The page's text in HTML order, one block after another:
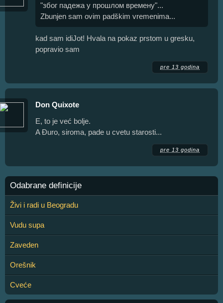
"због падежа у прошлом времену"...
Zbunjen sam ovim padškim vremenima...
kad sam idiJot! Hvala na pokaz prstom u gresku,
popravio sam
pre 13 godina
Don Quixote
E, to je već bolje.
A Đuro, siroma, pade u cvetu starosti...
pre 13 godina
Odabrane definicije
Živi i radi u Beogradu
Vudu supa
Zaveden
Orešnik
Cveće